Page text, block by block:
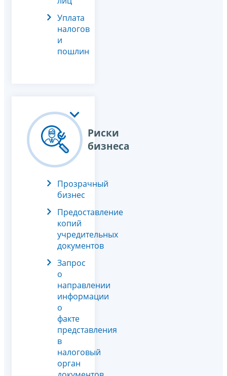
Уплата
налогов
и
пошлин
Риски
бизнеса
Прозрачный
бизнес
Предоставление
копий
учредительных
документов
Запрос
о
направлении
информации
о
факте
представления
в
налоговый
орган